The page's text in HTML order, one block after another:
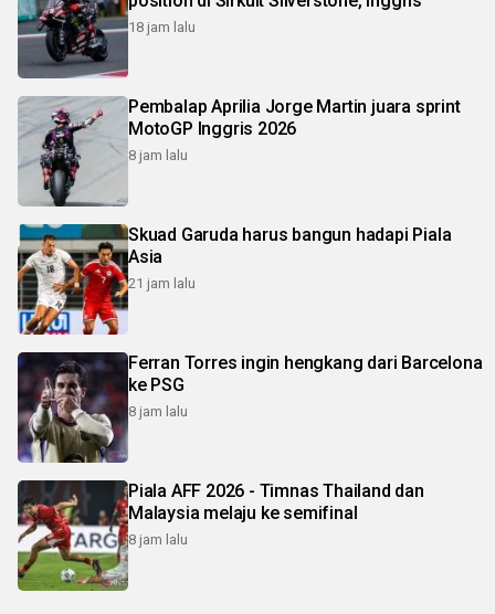
18 jam lalu
Pembalap Aprilia Jorge Martin juara sprint
MotoGP Inggris 2026
8 jam lalu
Skuad Garuda harus bangun hadapi Piala
Asia
21 jam lalu
Ferran Torres ingin hengkang dari Barcelona
ke PSG
8 jam lalu
Piala AFF 2026 - Timnas Thailand dan
Malaysia melaju ke semifinal
8 jam lalu